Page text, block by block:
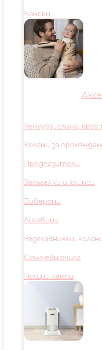
Бански
Кенгуру, слинг, ерго
Колани за
Предпазители
Залъгалки и клипси
Биберони
Лигавици
Възглавнички,
Слънчеви очила
Нощни лампи